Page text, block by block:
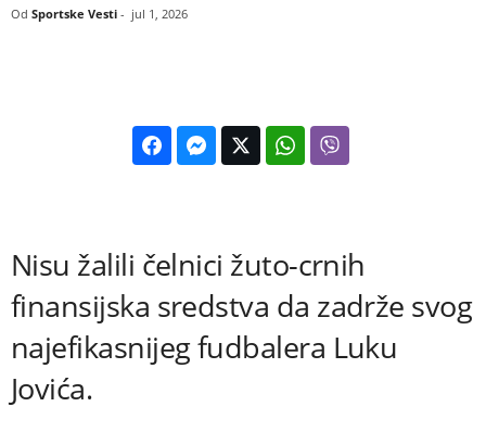
Od Sportske Vesti - jul 1, 2026
Nisu žalili čelnici žuto-crnih
finansijska sredstva da zadrže svog
najefikasnijeg fudbalera Luku
Jovića.